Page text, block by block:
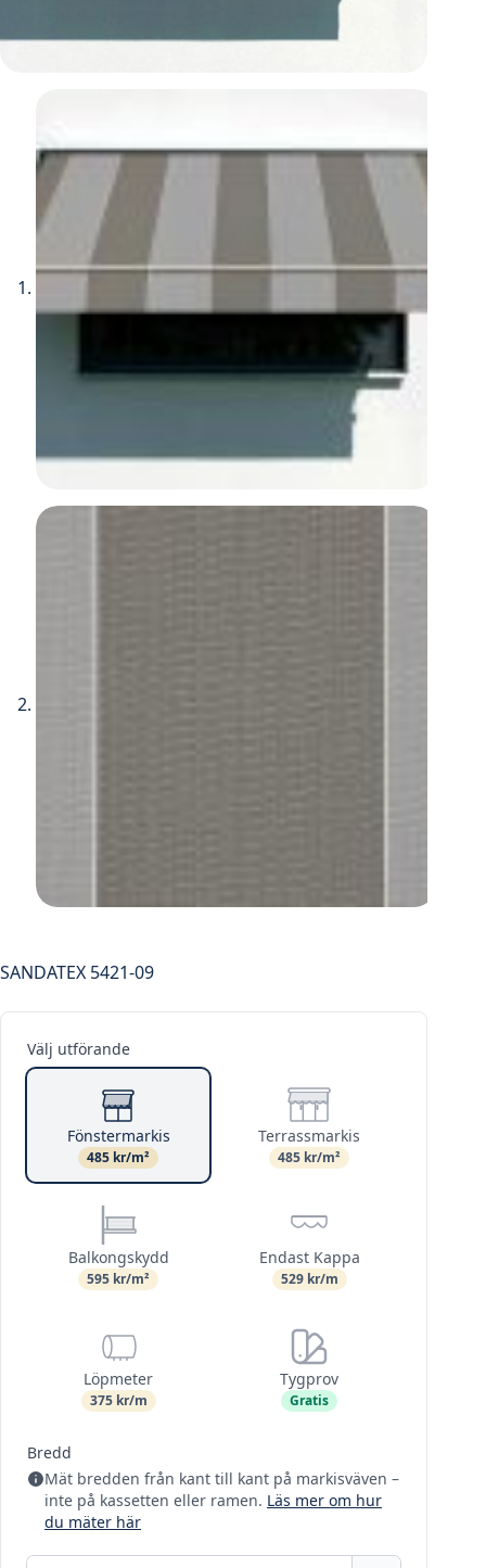
SANDATEX 5421-09
Välj utförande
Fönstermarkis
485 kr/m²
Terrassmarkis
485 kr/m²
Balkongskydd
595 kr/m²
Endast Kappa
529 kr/m
Löpmeter
375 kr/m
Tygprov
Gratis
Bredd
Mät bredden från kant till kant på markisväven –
inte på kassetten eller ramen. Läs mer om hur
du mäter här